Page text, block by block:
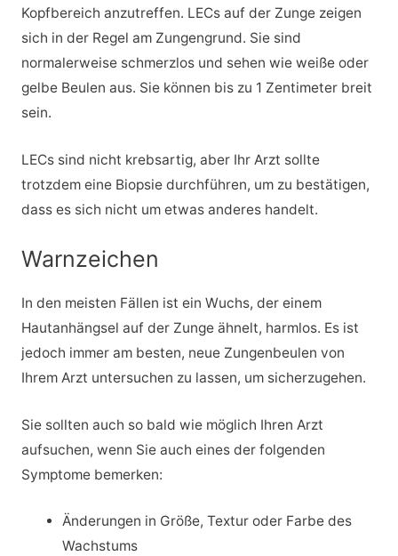
Kopfbereich anzutreffen. LECs auf der Zunge zeigen
sich in der Regel am Zungengrund. Sie sind
normalerweise schmerzlos und sehen wie weiße oder
gelbe Beulen aus. Sie können bis zu 1 Zentimeter breit
sein.
LECs sind nicht krebsartig, aber Ihr Arzt sollte
trotzdem eine Biopsie durchführen, um zu bestätigen,
dass es sich nicht um etwas anderes handelt.
Warnzeichen
In den meisten Fällen ist ein Wuchs, der einem
Hautanhängsel auf der Zunge ähnelt, harmlos. Es ist
jedoch immer am besten, neue Zungenbeulen von
Ihrem Arzt untersuchen zu lassen, um sicherzugehen.
Sie sollten auch so bald wie möglich Ihren Arzt
aufsuchen, wenn Sie auch eines der folgenden
Symptome bemerken:
Änderungen in Größe, Textur oder Farbe des
Wachstums